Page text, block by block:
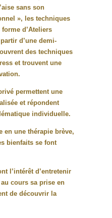
sans son
», les techniques
d’Ateliers
d’une demi-
des techniques
et trouvent une
permettent une
et répondent
individuelle.
en une thérapie brève,
bienfaits se font
l’intérêt d’entretenir
cours sa prise en
de découvrir la